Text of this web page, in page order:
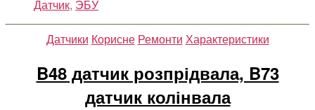
Датчик, ЭБУ
Категорії
Датчики Корисне Ремонти Характеристики
B48 датчик розпрідвала, B73
датчик колінвала